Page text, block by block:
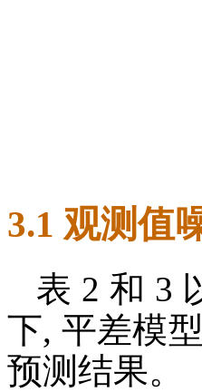
3.1 观测值
表 2 和 3
下, 平差模
预测结果。